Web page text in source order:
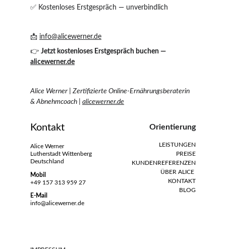
✅ Kostenloses Erstgespräch — unverbindlich
📩 info@alicewerner.de
👉 Jetzt kostenloses Erstgespräch buchen —
alicewerner.de
Alice Werner | Zertifizierte Online-Ernährungsberaterin
& Abnehmcoach | alicewerner.de
Kontakt
Alice Werner
Lutherstadt Wittenberg
Deutschland
Mobil
+49 157 313 959 27
E-Mail
info@alicewerner.de
Orientierung
LEISTUNGEN
PREISE
KUNDENREFERENZEN
ÜBER ALICE
KONTAKT
BLOG